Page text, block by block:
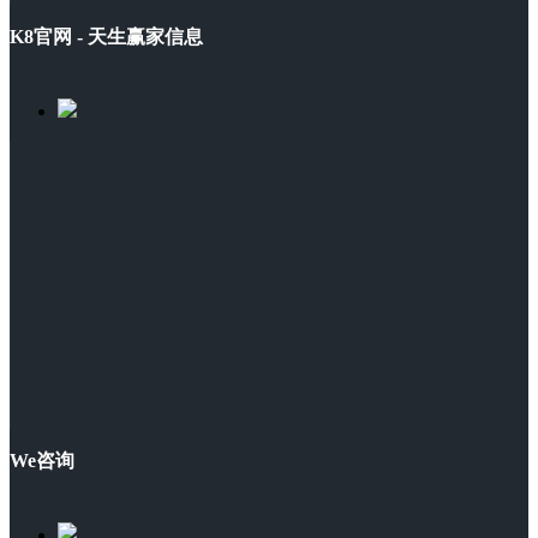
K8官网 - 天生赢家信息
We咨询